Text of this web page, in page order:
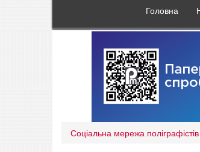
Головна
Соціальна мережа поліграфістів